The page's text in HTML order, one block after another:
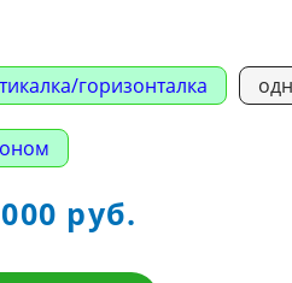
горизонталка
руб.